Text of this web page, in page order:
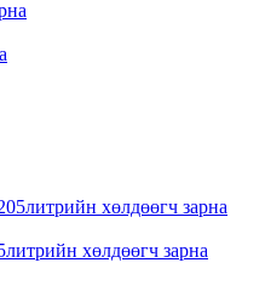
хөлдөөгч зарна